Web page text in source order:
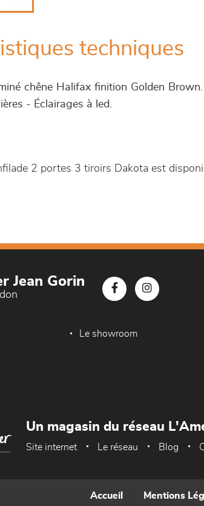
techniques
chêne Halifax finition Golden
- Éclairages à led.
2 portes 3 tiroirs Dakota est
Jean Gorin
Le showroom
Un magasin du réseau
Site internet Le réseau Blog
Accueil Mentions